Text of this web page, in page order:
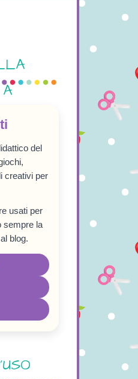
del
creativi per
usati per
sempre la
blog.